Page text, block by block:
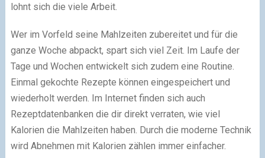
lohnt sich die viele Arbeit.
Wer im Vorfeld seine Mahlzeiten zubereitet und für die
ganze Woche abpackt, spart sich viel Zeit. Im Laufe der
Tage und Wochen entwickelt sich zudem eine Routine.
Einmal gekochte Rezepte können eingespeichert und
wiederholt werden. Im Internet finden sich auch
Rezeptdatenbanken die dir direkt verraten, wie viel
Kalorien die Mahlzeiten haben. Durch die moderne Technik
wird Abnehmen mit Kalorien zählen immer einfacher.